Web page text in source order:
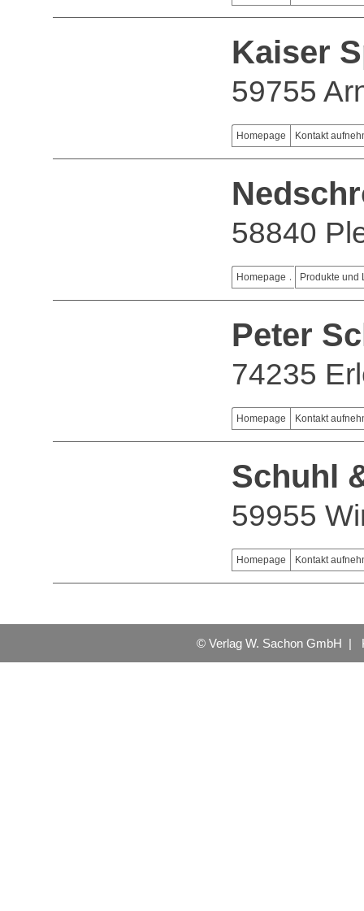
Kaiser
59755
Homepage Kontakt
58840
Homepage Produkte und
Peter
74235
Homepage Kontakt
Schuhl
59955
Homepage Kontakt
© Verlag W. Sachon GmbH |